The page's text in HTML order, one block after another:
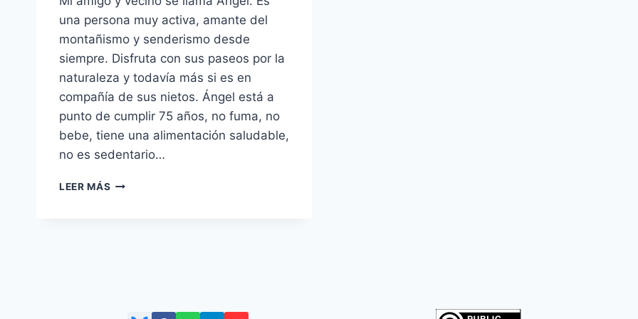
una persona muy activa, amante del
montañismo y senderismo desde
siempre. Disfruta con sus paseos por la
naturaleza y todavía más si es en
compañía de sus nietos. Ángel está a
punto de cumplir 75 años, no fuma, no
bebe, tiene una alimentación saludable,
no es sedentario…
LEER MÁS ÁNGEL